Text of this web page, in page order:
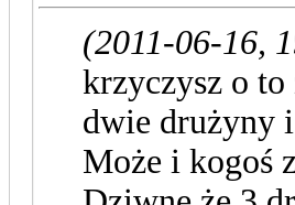
(2011-06-16,
krzyczysz o
dwie drużyny
Może i kogoś